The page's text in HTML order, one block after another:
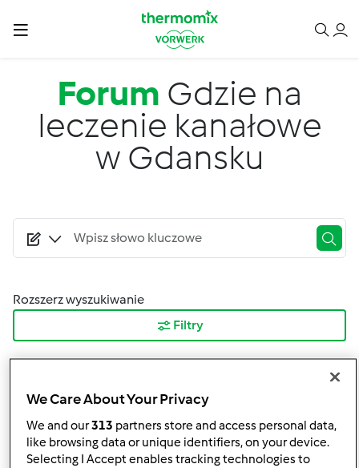
Forum Gdzie na
leczenie kanałowe
w Gdansku
Rozszerz wyszukiwanie
Filtry
Sortuj po:
Wyników na stronę:
10
We Care About Your Privacy
We and our313 partners store and access personal data,
like browsing data or unique identifiers, on your device.
Selecting I Accept enables tracking technologies to